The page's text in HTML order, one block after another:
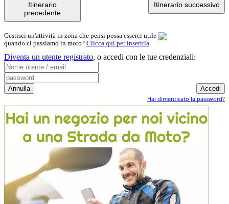
Itinerario
precedente
Itinerario successivo
Gestisci un'attività in zona che pensi possa esserci utile
quando ci passiamo in moto? Clicca qui per inserirla.
Diventa un utente registrato, o accedi con le tue credenziali:
Hai dimenticato la password?